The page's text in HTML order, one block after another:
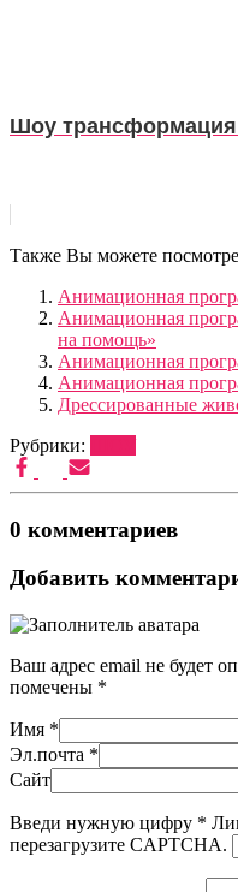
Шоу
Также Вы можете
Анимационная
Анимационная
на помощь»
Анимационная
Анимационная
Дрессированные
Рубрики:
0 комментариев
Добавить
Ваш адрес email не будет
помечены *
Имя *
Эл.почта *
Сайт
Введи нужную цифру *
перезагрузите CAPTCHA.